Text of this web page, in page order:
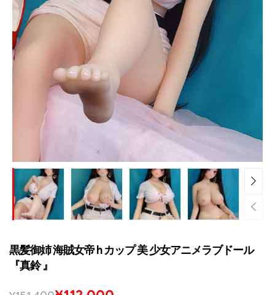
黒髪御姉 海賊女帝 h カップ 美 少女アニメラブドール
『真鈴 』